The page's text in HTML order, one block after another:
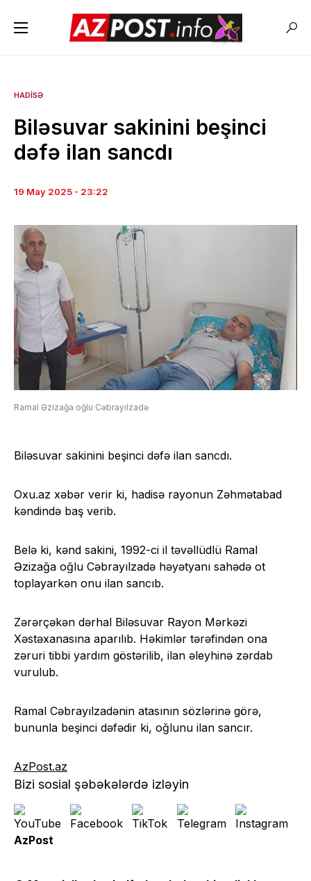
HADISƏ
Biləsuvar sakinini beşinci
dəfə ilan sancdı
19 May 2025 - 23:22
Ramal Əzizağa oğlu Cəbrayılzadə
Biləsuvar sakinini beşinci dəfə ilan sancdı.
Oxu.az xəbər verir ki, hadisə rayonun Zəhmətabad
kəndində baş verib.
Belə ki, kənd sakini, 1992-ci il təvəllüdlü Ramal
Əzizağa oğlu Cəbrayılzadə həyətyanı sahədə ot
toplayarkən onu ilan sancıb.
Zərərçəkən dərhal Biləsuvar Rayon Mərkəzi
Xəstəxanasına aparılıb. Həkimlər tərəfindən ona
zəruri tibbi yardım göstərilib, ilan əleyhinə zərdab
vurulub.
Ramal Cəbrayılzadənin atasının sözlərinə görə,
bununla beşinci dəfədir ki, oğlunu ilan sancır.
AzPost.az
Bizi sosial şəbəkələrdə izləyin
AzPost